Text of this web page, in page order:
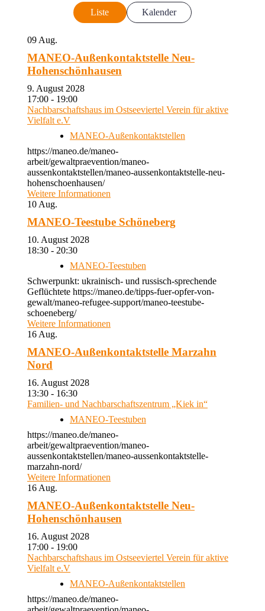
Liste Kalender
09 Aug.
MANEO-Außenkontaktstelle Neu-
Hohenschönhausen
9. August 2028
17:00 - 19:00
Nachbarschaftshaus im Ostseeviertel Verein für aktive
Vielfalt e.V
MANEO-Außenkontaktstellen
https://maneo.de/maneo-
arbeit/gewaltpraevention/maneo-
aussenkontaktstellen/maneo-aussenkontaktstelle-neu-
hohenschoenhausen/
Weitere Informationen
10 Aug.
MANEO-Teestube Schöneberg
10. August 2028
18:30 - 20:30
MANEO-Teestuben
Schwerpunkt: ukrainisch- und russisch-sprechende
Geflüchtete https://maneo.de/tipps-fuer-opfer-von-
gewalt/maneo-refugee-support/maneo-teestube-
schoeneberg/
Weitere Informationen
16 Aug.
MANEO-Außenkontaktstelle Marzahn
Nord
16. August 2028
13:30 - 16:30
Familien- und Nachbarschaftszentrum „Kiek in“
MANEO-Teestuben
https://maneo.de/maneo-
arbeit/gewaltpraevention/maneo-
aussenkontaktstellen/maneo-aussenkontaktstelle-
marzahn-nord/
Weitere Informationen
16 Aug.
MANEO-Außenkontaktstelle Neu-
Hohenschönhausen
16. August 2028
17:00 - 19:00
Nachbarschaftshaus im Ostseeviertel Verein für aktive
Vielfalt e.V
MANEO-Außenkontaktstellen
https://maneo.de/maneo-